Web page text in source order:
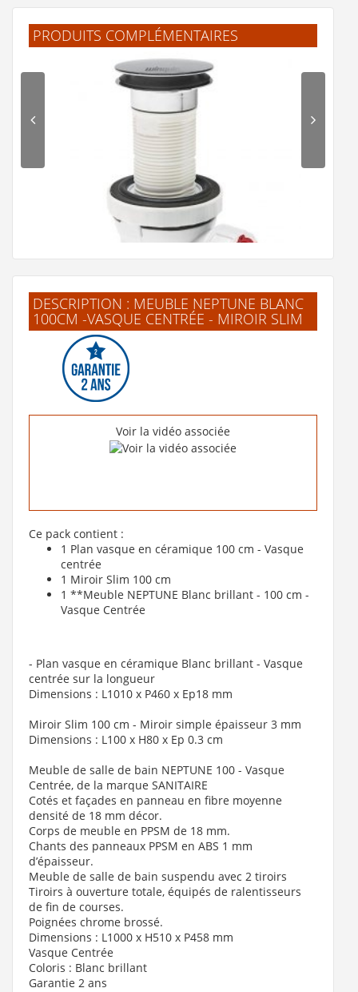
Bonde Up-Down Universelle Chromé - WA33451*
Voir le détail
Ajouter au panier
Voir la fiche produit de"Bonde Up-Down
Universelle Chromé - WA33451*"
PRODUITS COMPLÉMENTAIRES
Bonde recoupable et siphon de lavabo ultra compact
62 €
Voir le produit
DESCRIPTION : MEUBLE NEPTUNE BLANC
100CM -VASQUE CENTRÉE - MIROIR SLIM
Voir la vidéo associée
Ce pack contient :
1 Plan vasque en céramique 100 cm - Vasque
centrée
1 Miroir Slim 100 cm
1 **Meuble NEPTUNE Blanc brillant - 100 cm -
Vasque Centrée
- Plan vasque en céramique Blanc brillant - Vasque
centrée sur la longueur
Dimensions : L1010 x P460 x Ep18 mm
Miroir Slim 100 cm - Miroir simple épaisseur 3 mm
Dimensions : L100 x H80 x Ep 0.3 cm
Meuble de salle de bain NEPTUNE 100 - Vasque
Centrée, de la marque SANITAIRE
Cotés et façades en panneau en fibre moyenne
densité de 18 mm décor.
Corps de meuble en PPSM de 18 mm.
Chants des panneaux PPSM en ABS 1 mm
d’épaisseur.
Meuble de salle de bain suspendu avec 2 tiroirs
Tiroirs à ouverture totale, équipés de ralentisseurs
de fin de courses.
Poignées chrome brossé.
Dimensions : L1000 x H510 x P458 mm
Vasque Centrée
Coloris : Blanc brillant
Garantie 2 ans